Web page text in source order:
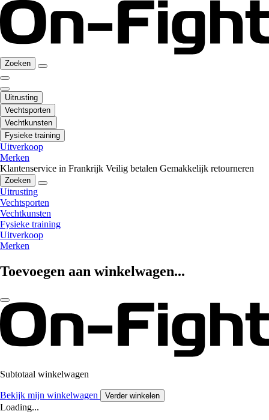
Zoeken
Uitrusting
Vechtsporten
Vechtkunsten
Fysieke training
Uitverkoop
Merken
Klantenservice in Frankrijk Veilig betalen Gemakkelijk retourneren
Zoeken
Uitrusting
Vechtsporten
Vechtkunsten
Fysieke training
Uitverkoop
Merken
Toevoegen aan winkelwagen...
Subtotaal winkelwagen
Bekijk mijn winkelwagen Verder winkelen
Loading...